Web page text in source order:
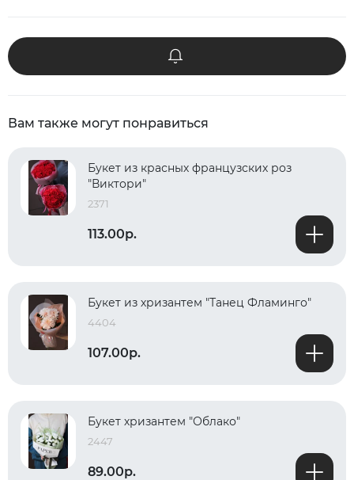
Вам также могут понравиться
Букет из красных французских роз
"Виктори"
2371
113.00р.
Букет из хризантем "Танец Фламинго"
4404
107.00р.
Букет хризантем "Облако"
2447
89.00р.